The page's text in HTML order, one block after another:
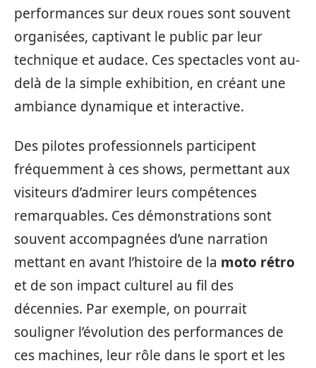
performances sur deux roues sont souvent
organisées, captivant le public par leur
technique et audace. Ces spectacles vont au-
delà de la simple exhibition, en créant une
ambiance dynamique et interactive.
Des pilotes professionnels participent
fréquemment à ces shows, permettant aux
visiteurs d’admirer leurs compétences
remarquables. Ces démonstrations sont
souvent accompagnées d’une narration
mettant en avant l’histoire de la moto rétro
et de son impact culturel au fil des
décennies. Par exemple, on pourrait
souligner l’évolution des performances de
ces machines, leur rôle dans le sport et les